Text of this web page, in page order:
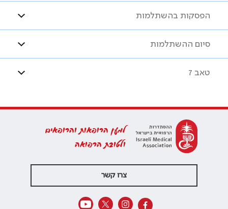
הפסקות בהשתלמות
סיום ההשתלמות
טאב 7
למען הרופאות והרופאים
ולטובת הרפואה
צרו קשר